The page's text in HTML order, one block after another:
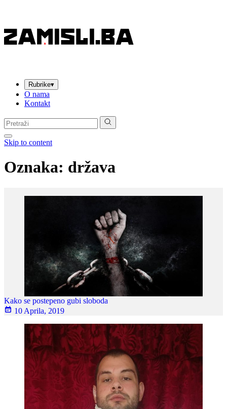
Rubrike▾
O nama
Kontakt
Pretraga:
Skip to content
Oznaka: država
Kako se postepeno gubi sloboda
10 Aprila, 2019